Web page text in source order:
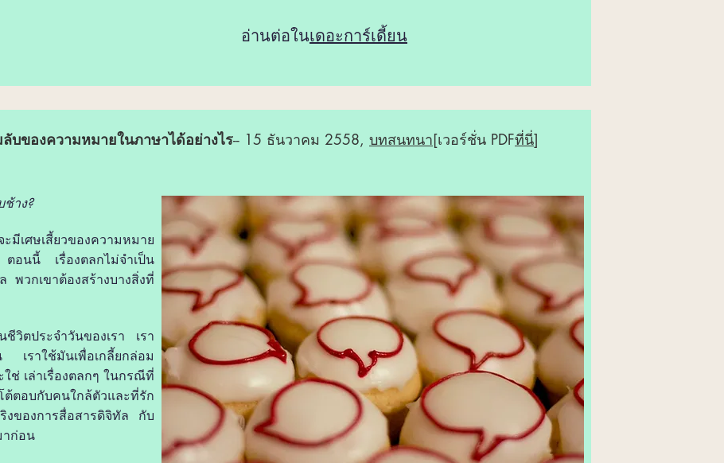
อ่านต่อในเดอะการ์เดี้ยน
ลับของความหมายในภาษาได้อย่างไร-- 15 ธันวาคม 2558, บทสนทนา[เวอร์ชั่น PDFที่นี่]
าง?
เศษเสี้ยวของความหมาย
อนนี้ เรื่องตลกไม่จำเป็น
พวกเขาต้องสร้างบางสิ่งที่
ชีวิตประจำวันของเรา เรา
ราใช้มันเพื่อเกลี้ยกล่อม
ช่ เล่าเรื่องตลกๆ ในกรณีที่
ตอบกับคนใกล้ตัวและที่รัก
งของการสื่อสารดิจิทัล กับ
าก่อน